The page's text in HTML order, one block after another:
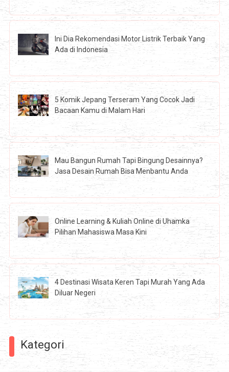
Ini Dia Rekomendasi Motor Listrik Terbaik Yang
Ada di Indonesia
5 Komik Jepang Terseram Yang Cocok Jadi
Bacaan Kamu di Malam Hari
Mau Bangun Rumah Tapi Bingung Desainnya?
Jasa Desain Rumah Bisa Menbantu Anda
Online Learning & Kuliah Online di Uhamka
Pilihan Mahasiswa Masa Kini
4 Destinasi Wisata Keren Tapi Murah Yang Ada
Diluar Negeri
Kategori